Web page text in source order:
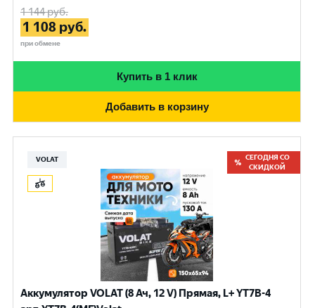
1 144руб.
1 108 руб.
при обмене
Купить в 1 клик
Добавить в корзину
VOLAT
СЕГОДНЯ СО
СКИДКОЙ
Аккумулятор VOLAT (8 Ач, 12 V) Прямая, L+ YT7B-4